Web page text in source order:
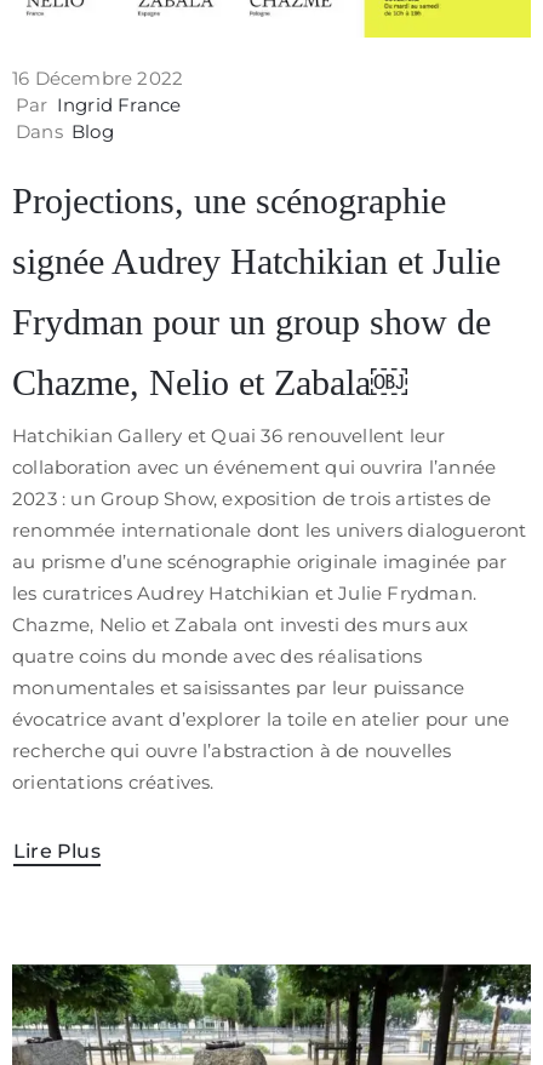
16 Décembre 2022
Par Ingrid France
Dans Blog
Projections, une scénographie
signée Audrey Hatchikian et Julie
Frydman pour un group show de
Chazme, Nelio et Zabala￼
Hatchikian Gallery et Quai 36 renouvellent leur
collaboration avec un événement qui ouvrira l’année
2023 : un Group Show, exposition de trois artistes de
renommée internationale dont les univers dialogueront
au prisme d’une scénographie originale imaginée par
les curatrices Audrey Hatchikian et Julie Frydman.
Chazme, Nelio et Zabala ont investi des murs aux
quatre coins du monde avec des réalisations
monumentales et saisissantes par leur puissance
évocatrice avant d’explorer la toile en atelier pour une
recherche qui ouvre l’abstraction à de nouvelles
orientations créatives.
Lire Plus